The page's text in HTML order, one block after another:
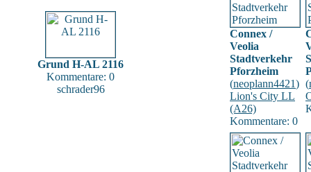
Grund H-AL 2116
Kommentare: 0
schrader96
Connex /
Veolia
Stadtverkehr
Pforzheim
(neoplann4421)
Lion's City LL
(A26)
Kommentare: 0
(